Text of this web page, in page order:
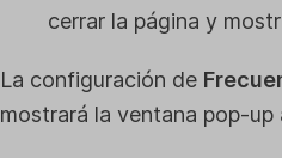
cerrar la página y
La configuración de
mostrará la ventana pop-